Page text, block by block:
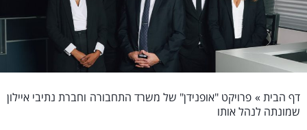
דף הבית » פרויקט "אופנידן" של משרד התחבורה וחברת נתיבי איילון
שמונתה לנהל אותו